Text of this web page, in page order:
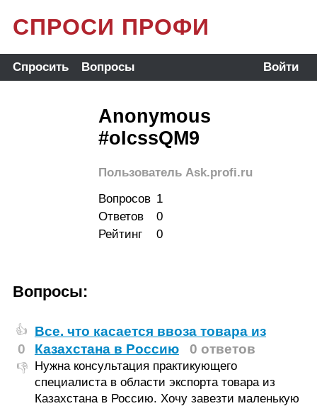
СПРОСИ ПРОФИ
Спросить Вопросы Войти
Anonymous
#oIcssQM9
Пользователь Ask.profi.ru
Вопросов 1
Ответов
0
Рейтинг
0
Вопросы:
👍
0
👎
Все. что касается ввоза товара из
Казахстана в Россию
0 ответов
Нужна консультация практикующего
специалиста в области экспорта товара из
Казахстана в Россию. Хочу завезти маленькую